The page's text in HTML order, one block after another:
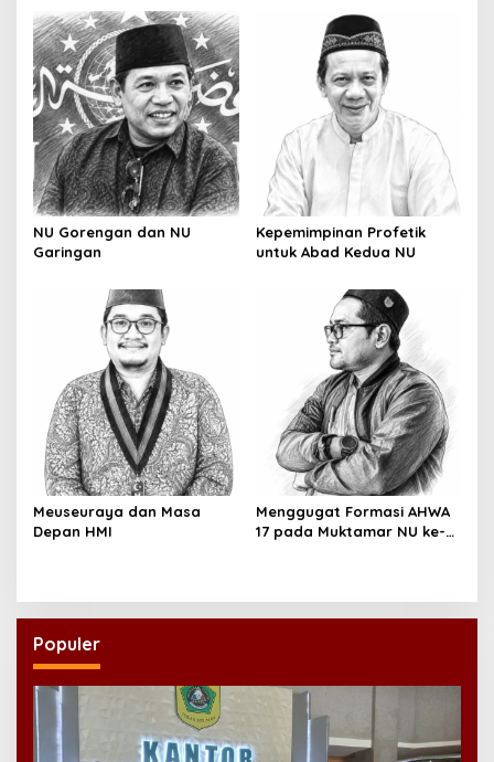
NU Gorengan dan NU
Garingan
Kepemimpinan Profetik
untuk Abad Kedua NU
Meuseuraya dan Masa
Depan HMI
Menggugat Formasi AHWA
17 pada Muktamar NU ke-
Populer